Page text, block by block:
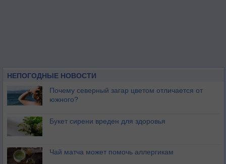
НЕПОГОДНЫЕ НОВОСТИ
Почему северный загар цветом отличается от
южного?
Букет сирени вреден для здоровья
Чай матча может помочь аллергикам